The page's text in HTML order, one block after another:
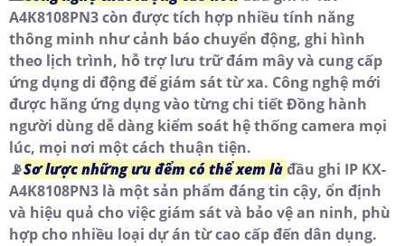
A4K8108PN3 còn được tích hợp nhiều tính năng
thông minh như cảnh báo chuyển động, ghi hình
theo lịch trình, hỗ trợ lưu trữ đám mây và cung cấp
ứng dụng di động để giám sát từ xa. Công nghệ mới
được hãng ứng dụng vào từng chi tiết Đồng hành
người dùng dễ dàng kiểm soát hệ thống camera mọi
lúc, mọi nơi một cách thuận tiện.
📡Sơ lược những ưu đểm có thể xem làđầu ghi IP KX-
A4K8108PN3 là một sản phẩm đáng tin cậy, ổn định
và hiệu quả cho việc giám sát và bảo vệ an ninh, phù
hợp cho nhiều loại dự án từ cao cấp đến dân dụng.